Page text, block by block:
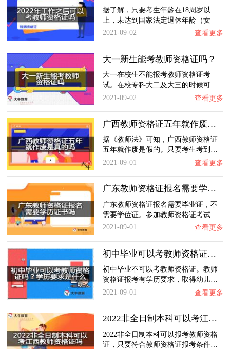
据了解，只要考生年龄在18周岁以
上，未达到国家法定退休年龄（女
性…
2021-09-02 查看更多
大一新生能考教师资格证吗？
大一在校生不能报考教师资格证考
试。在校专科大二及大三的时候可
以…
2021-09-02 查看更多
广西教师资格证五年就作废是真的吗？
据《教师法》可知，广西教师资格证
五年就作废是假的。只要考生考到…
2021-09-01
查看更多
广东教师资格证报名需要学历证书吗？
广东教师资格证报名需要毕业证，不
需要学位证。参加教师资格证考试…
2021-09-01
查看更多
初中毕业可以考教师资格证吗？学历要求是什么…
初中毕业不可以考教师资格证。教师
资格证报考有学历要求，取得幼儿…
2021-09-01
查看更多
2022非全日制本科可以考江西教师资格证吗？
2022非全日制本科可以报考教师资格
证，只要符合教师资格证报考条件…